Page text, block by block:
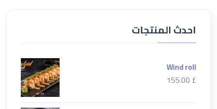
احدث المنتجات
Wind roll
£ 155.00